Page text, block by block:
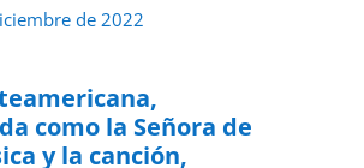
de 2022
como la Señora de
y la canción,